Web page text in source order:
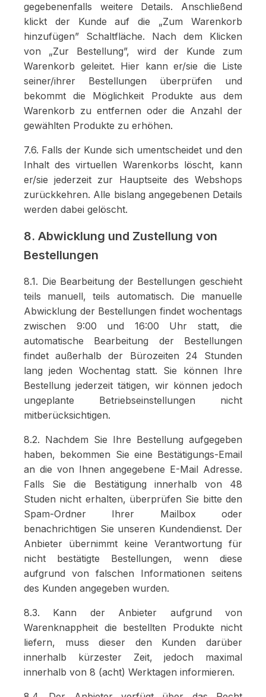
gegebenenfalls weitere Details. Anschließend
klickt der Kunde auf die „Zum Warenkorb
hinzufügen” Schaltfläche. Nach dem Klicken
von „Zur Bestellung”, wird der Kunde zum
Warenkorb geleitet. Hier kann er/sie die Liste
seiner/ihrer Bestellungen überprüfen und
bekommt die Möglichkeit Produkte aus dem
Warenkorb zu entfernen oder die Anzahl der
gewählten Produkte zu erhöhen.
7.6. Falls der Kunde sich umentscheidet und den
Inhalt des virtuellen Warenkorbs löscht, kann
er/sie jederzeit zur Hauptseite des Webshops
zurückkehren. Alle bislang angegebenen Details
werden dabei gelöscht.
8. Abwicklung und Zustellung von
Bestellungen
8.1. Die Bearbeitung der Bestellungen geschieht
teils manuell, teils automatisch. Die manuelle
Abwicklung der Bestellungen findet wochentags
zwischen 9:00 und 16:00 Uhr statt, die
automatische Bearbeitung der Bestellungen
findet außerhalb der Bürozeiten 24 Stunden
lang jeden Wochentag statt. Sie können Ihre
Bestellung jederzeit tätigen, wir können jedoch
ungeplante Betriebseinstellungen nicht
mitberücksichtigen.
8.2. Nachdem Sie Ihre Bestellung aufgegeben
haben, bekommen Sie eine Bestätigungs-Email
an die von Ihnen angegebene E-Mail Adresse.
Falls Sie die Bestätigung innerhalb von 48
Studen nicht erhalten, überprüfen Sie bitte den
Spam-Ordner Ihrer Mailbox oder
benachrichtigen Sie unseren Kundendienst. Der
Anbieter übernimmt keine Verantwortung für
nicht bestätigte Bestellungen, wenn diese
aufgrund von falschen Informationen seitens
des Kunden angegeben wurden.
8.3. Kann der Anbieter aufgrund von
Warenknappheit die bestellten Produkte nicht
liefern, muss dieser den Kunden darüber
innerhalb kürzester Zeit, jedoch maximal
innerhalb von 8 (acht) Werktagen informieren.